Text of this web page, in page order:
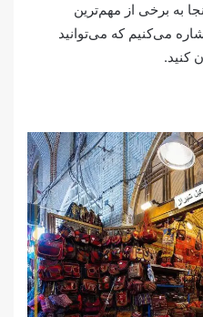
به برخی از مهم‌ترین
می‌کنیم که می‌توانید
کنید.